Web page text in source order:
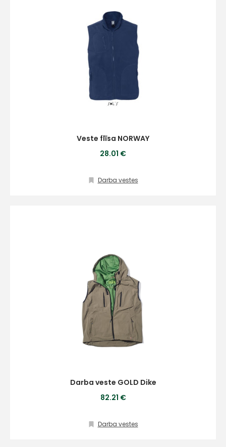
Veste flīsa NORWAY
28.01 €
Darba vestes
Darba veste GOLD Dike
82.21 €
Darba vestes